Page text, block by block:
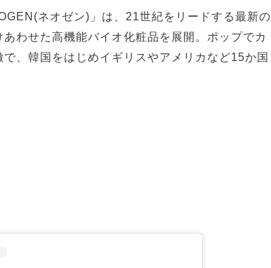
ネオゼン)」は、21世紀をリードする最新の
わせた高機能バイオ化粧品を展開。ポップでカ
、韓国をはじめイギリスやアメリカなど15か国